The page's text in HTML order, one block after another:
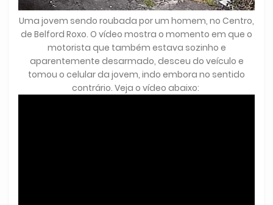
Uma jovem sendo roubada por um homem, no Centro,
de Belford Roxo. O vídeo mostra o momento em que o
motorista que também estava sozinho e
aparentemente desarmado, desceu do veículo e
tomou o celular da jovem, indo embora no sentido
contrário. Veja o vídeo abaixo: